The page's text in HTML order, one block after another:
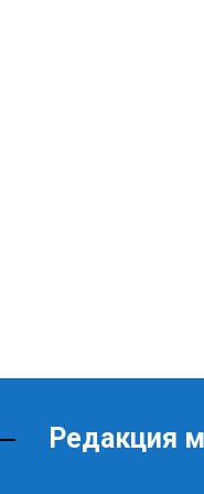
Редакция